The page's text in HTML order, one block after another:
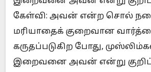
கேள்வி: அவன் என்ற சொல்
மரியாதைக் குறைவான
கருதப்படுகிற போது,
இறைவனை அவன் என்று